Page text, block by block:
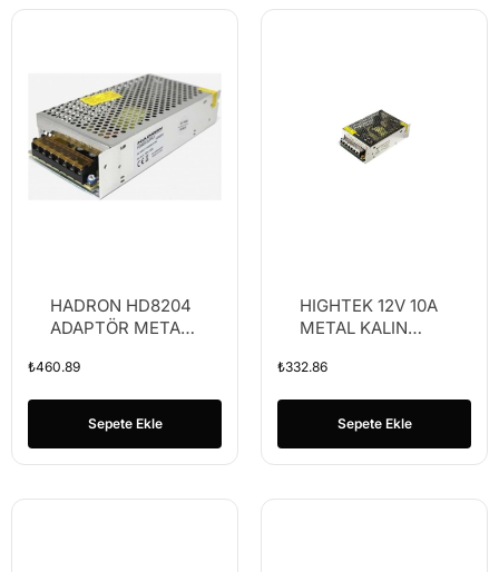
HADRON HD8204
ADAPTÖR METAL
20*10*4CM
₺460.89
Sepete Ekle
HIGHTEK 12V 10A
METAL KALIN
(K60)
₺332.86
Sepete Ekle